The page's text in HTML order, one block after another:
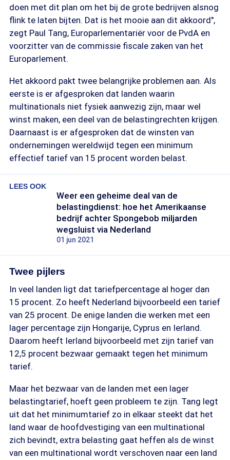
doen met dit plan om het bij de grote bedrijven alsnog
flink te laten bijten. Dat is het mooie aan dit akkoord",
zegt Paul Tang, Europarlementariër voor de PvdA en
voorzitter van de commissie fiscale zaken van het
Europarlement.
Het akkoord pakt twee belangrijke problemen aan. Als
eerste is er afgesproken dat landen waarin
multinationals niet fysiek aanwezig zijn, maar wel
winst maken, een deel van de belastingrechten krijgen.
Daarnaast is er afgesproken dat de winsten van
ondernemingen wereldwijd tegen een minimum
effectief tarief van 15 procent worden belast.
LEES OOK
Weer een geheime deal van de
belastingdienst: hoe het Amerikaanse
bedrijf achter Spongebob miljarden
wegsluist via Nederland
01 jun 2021
Twee pijlers
In veel landen ligt dat tariefpercentage al hoger dan
15 procent. Zo heeft Nederland bijvoorbeeld een tarief
van 25 procent. De enige landen die werken met een
lager percentage zijn Hongarije, Cyprus en Ierland.
Daarom heeft Ierland bijvoorbeeld met zijn tarief van
12,5 procent bezwaar gemaakt tegen het minimum
tarief.
Maar het bezwaar van de landen met een lager
belastingtarief, hoeft geen probleem te zijn. Tang legt
uit dat het minimumtarief zo in elkaar steekt dat het
land waar de hoofdvestiging van een multinational
zich bevindt, extra belasting gaat heffen als de winst
van een multinational wordt verschoven naar een land